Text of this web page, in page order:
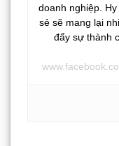
doanh nghiệp.
sẻ sẽ mang lại
đẩy sự thành